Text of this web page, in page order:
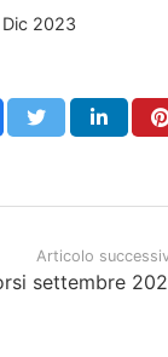
2023
Articolo
settembre